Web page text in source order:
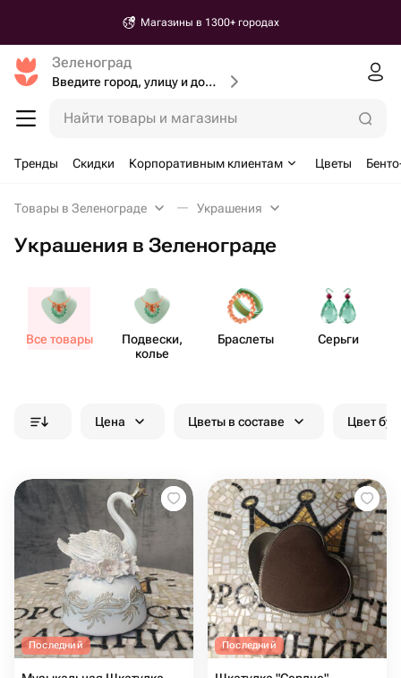
Магазины в 1300+ городах
Зеленоград
Введите город, улицу и дом доставки
Найти товары и магазины
Тренды Скидки Корпоративным клиентам Цветы
Товары в Зеленограде Украшения
Украшения в Зеленограде
Все товары
Подвески,
колье
Браслеты Серьги
Цена Цветы в составе Цвет
Последний Последний